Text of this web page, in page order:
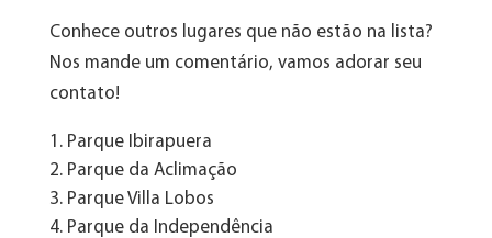
Conhece outros lugares que não estão na lista?
Nos mande um comentário, vamos adorar seu
contato!
Parque Ibirapuera
Parque da Aclimação
Parque Villa Lobos
Parque da Independência